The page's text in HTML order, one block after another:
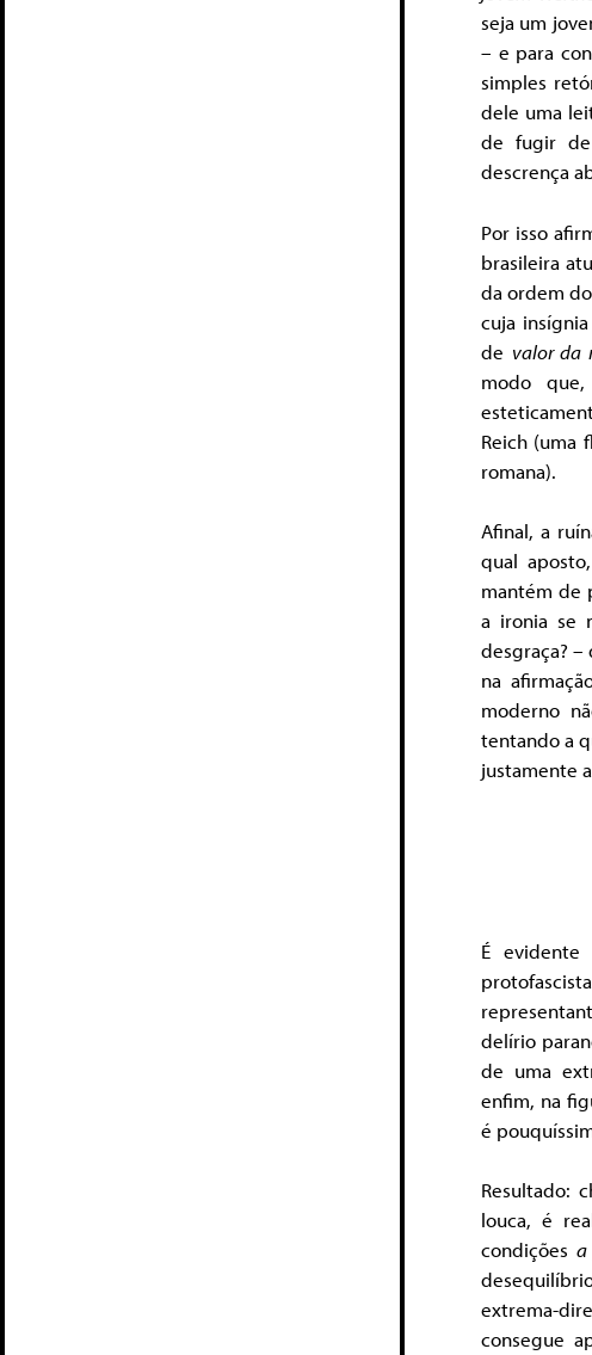
seja um
– e para
simples
dele uma
de fugir de
descrença
Por isso
brasileira
da ordem
cuja
de valor da
modo
Reich (uma
romana).
Afinal, a
qual
mantém de
a ironia se
desgraça?
na
moderno
tentando a
justamente
É evidente
delírio
de uma
enfim, na
é
Resultado:
louca, é
condições a
extrema-
consegue